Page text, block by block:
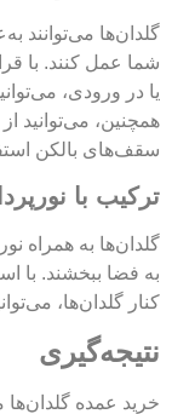
گلدان‌ها می‌توانند
شما عمل کنند. با
یا در ورودی،
همچنین، می‌توانید
سقف‌های بالکن
ترکیب با
گلدان‌ها به همراه
کنار گلدان‌ها،
نتیجه‌گیری
خرید عمده گلدان‌ها